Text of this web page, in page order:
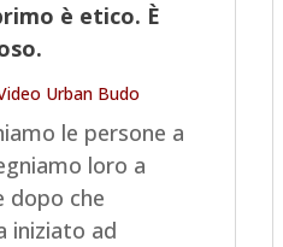
è etico. È
Urban Budo
le persone a
loro a
dopo che
iniziato ad